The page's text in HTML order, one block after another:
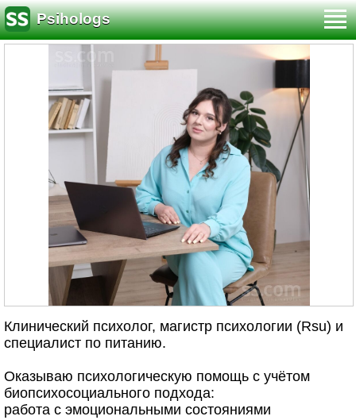
Psihologs
Клинический психолог, магистр психологии (Rsu) и
специалист по питанию.
Оказываю психологическую помощь с учётом
биопсихосоциального подхода:
работа с эмоциональными состояниями